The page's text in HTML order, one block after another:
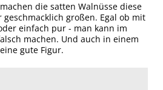
die satten Walnüsse diese
großen. Egal ob mit
einfach pur - man kann im
machen. Und auch in einem
gute Figur.